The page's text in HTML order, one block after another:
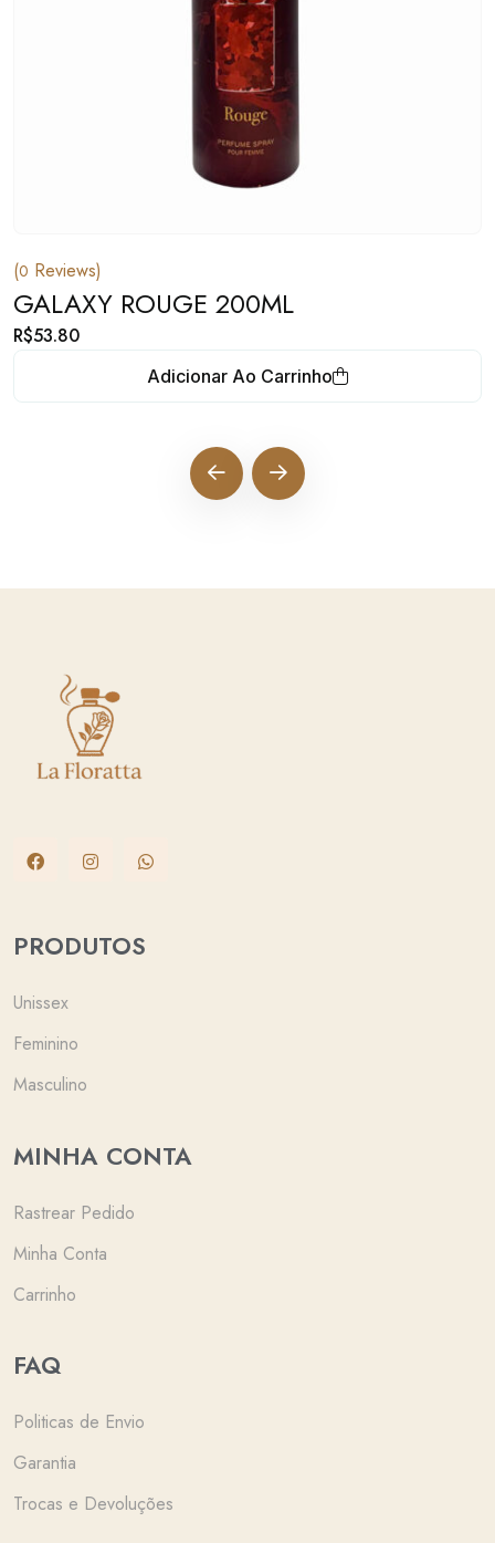
(0 Reviews)
GALAXY ROUGE 200ML
R$53.80
Adicionar Ao Carrinho
PRODUTOS
Unissex
Feminino
Masculino
MINHA CONTA
Rastrear Pedido
Minha Conta
Carrinho
FAQ
Politicas de Envio
Garantia
Trocas e Devoluções